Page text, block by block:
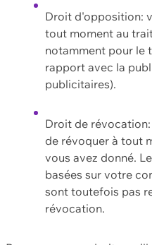
Droit d'opposition:
tout moment au
notamment pour le
rapport avec la
publicitaires).
Droit de
de révoquer à tout
vous avez donné.
basées sur votre
sont toutefois pas
révocation.